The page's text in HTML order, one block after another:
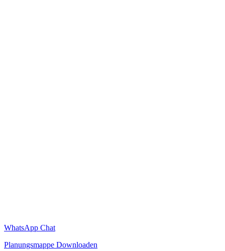
WhatsApp Chat
Planungsmappe Downloaden